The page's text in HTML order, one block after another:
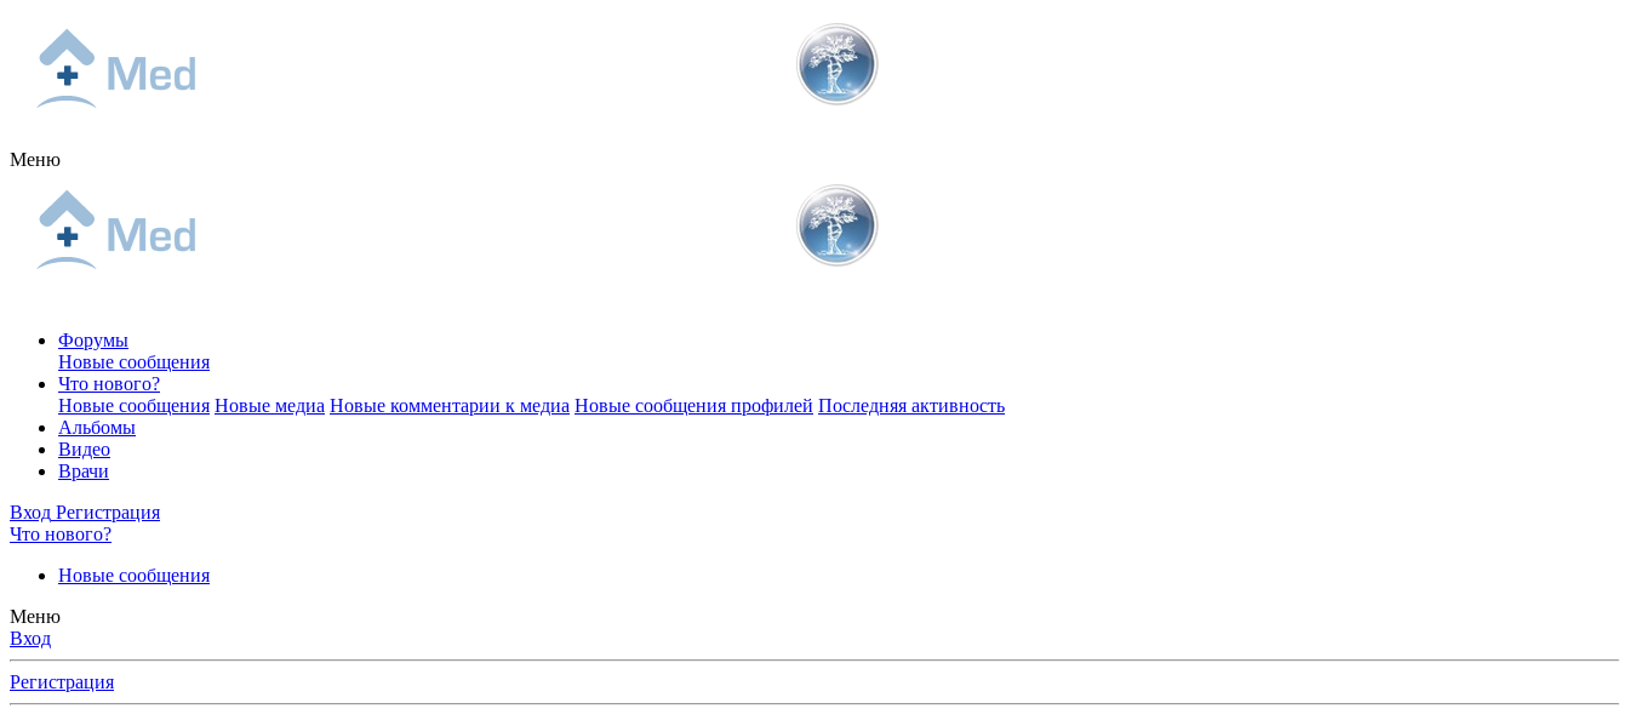
Меню
Форумы
Новые сообщения
Что нового?
Новые сообщения Новые медиа Новые комментарии к медиа Новые сообщения профилей Последняя активность
Альбомы
Видео
Врачи
Вход Регистрация
Что нового?
Новые сообщения
Меню
Вход
Регистрация